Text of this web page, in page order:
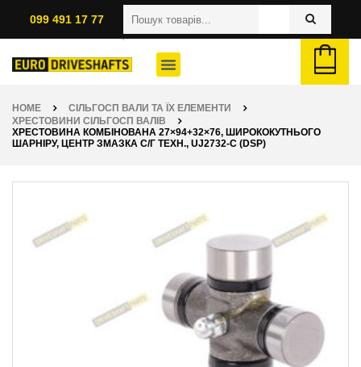
099 491 17 77
HOME
СІЛЬГОСП ВАЛИ ТА ЇХ ЕЛЕМЕНТИ
ХРЕСТОВИНИ СІЛЬГОСП ВАЛІВ
ХРЕСТОВИНА КОМБІНОВАНА 27×94+32×76, ШИРОКОКУТНЬОГО
ШАРНІРУ, ЦЕНТР ЗМАЗКА С/Г ТЕХН., UJ2732-C (DSP)